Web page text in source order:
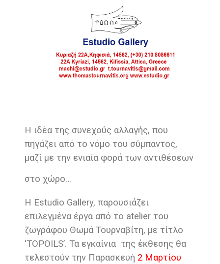
Η ιδέα της συνεχούς αλλαγής, που
πηγάζει από το νόμο του σύμπαντος,
μαζί με την ενιαία φορά των αντιθέσεων
στο χώρο…
Η Estudio Gallery, παρουσιάζει
επιλεγμένα έργα από το atelier του
ζωγράφου Θωμά Τουρναβίτη, με τίτλο
‘TOPOILS’. Τα εγκαίνια της έκθεσης θα
τελεστούν την Παρασκευή 2 Μαρτίου